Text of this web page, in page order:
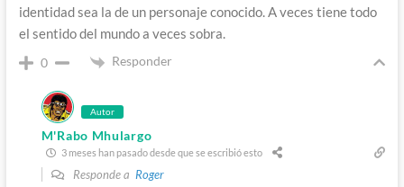
identidad sea la de un personaje conocido. A veces tiene todo
el sentido del mundo a veces sobra.
0 Responder
Autor
M'Rabo Mhulargo
3 meses han pasado desde que se escribió esto
Responde a Roger